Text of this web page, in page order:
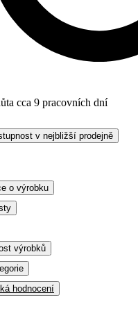
cca 9 pracovních dní
v nejbližší prodejně
o výrobku
výrobků
hodnocení